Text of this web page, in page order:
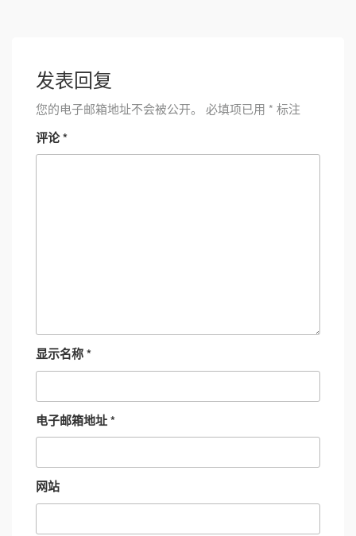
发表回复
您的电子邮箱地址不会被公开。 必填项已用 * 标注
评论*
显示名称*
电子邮箱地址*
网站